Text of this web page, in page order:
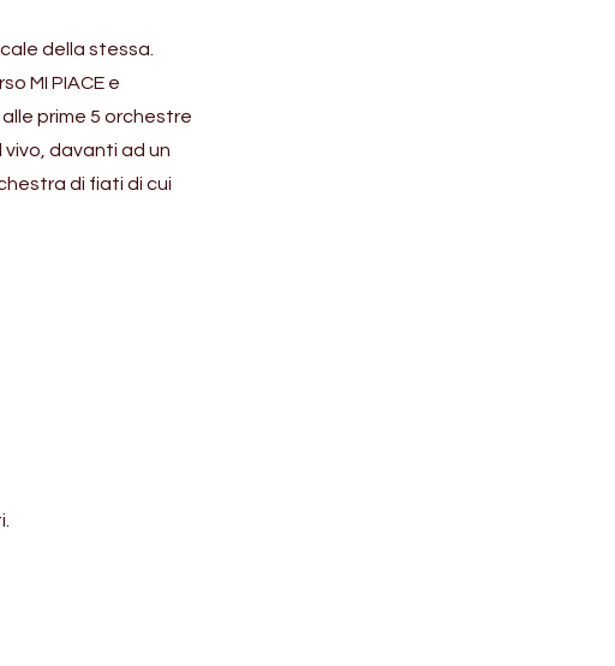
della stessa.
MI PIACE e
prime 5 orchestre
davanti ad un
di fiati di cui